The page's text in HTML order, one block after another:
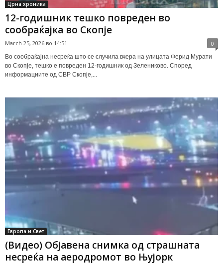
Црна хроника
12-годишник тешко повреден во
сообраќајка во Скопје
March 25, 2026 во 14:51 0
Во сообраќајна несреќа што се случила вчера на улицата Ферид Мурати
во Скопје, тешко е повреден 12-годишник од Зелениково. Според
информациите од СВР Скопје,...
Европа и Свет
(Видео) Објавена снимка од страшната
несреќа на аеродромот во Њујорк